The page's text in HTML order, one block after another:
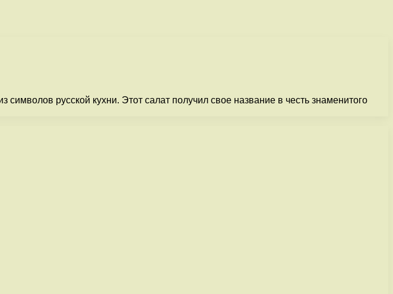
русской кухни. Этот салат получил свое название в честь знаменитого